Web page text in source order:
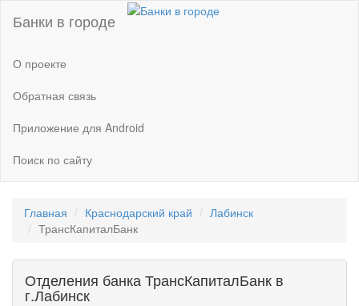
Банки в городе
О проекте
Обратная связь
Приложение для Android
Поиск по сайту
Главная Краснодарский край
Лабинск
ТрансКапиталБанк
Отделения банка ТрансКапиталБанк в
г.Лабинск